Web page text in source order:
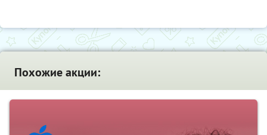
Похожие акции: